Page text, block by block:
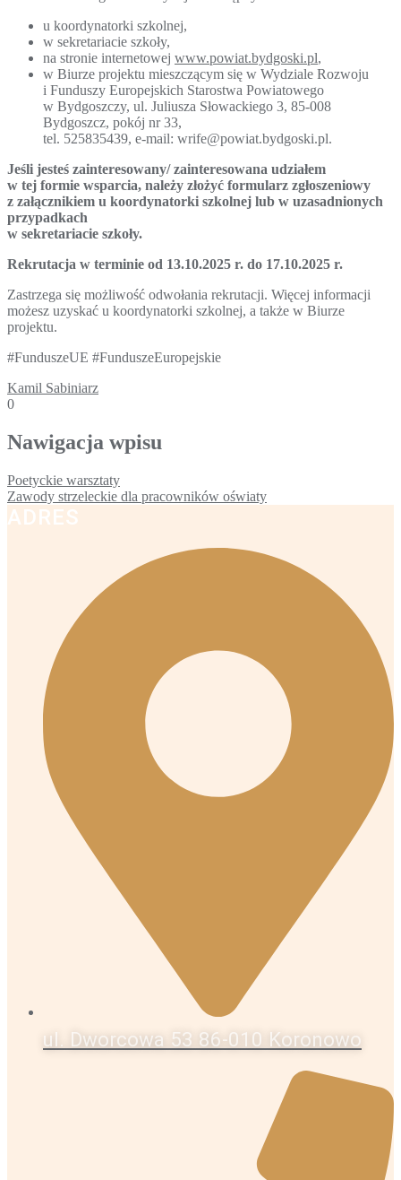
u koordynatorki szkolnej,
w sekretariacie szkoły,
na stronie internetowej www.powiat.bydgoski.pl,
w Biurze projektu mieszczącym się w Wydziale Rozwoju
i Funduszy Europejskich Starostwa Powiatowego
w Bydgoszczy, ul. Juliusza Słowackiego 3, 85-008
Bydgoszcz, pokój nr 33,
tel. 525835439, e-mail: wrife@powiat.bydgoski.pl.
Jeśli jesteś zainteresowany/ zainteresowana udziałem
w tej formie wsparcia, należy złożyć formularz zgłoszeniowy
z załącznikiem u koordynatorki szkolnej lub w uzasadnionych
przypadkach
w sekretariacie szkoły.
Rekrutacja w terminie od 13.10.2025 r. do 17.10.2025 r.
Zastrzega się możliwość odwołania rekrutacji. Więcej informacji
możesz uzyskać u koordynatorki szkolnej, a także w Biurze
projektu.
#FunduszeUE #FunduszeEuropejskie
Kamil Sabiniarz
0
Nawigacja wpisu
Poetyckie warsztaty
Zawody strzeleckie dla pracowników oświaty
ADRES
ul. Dworcowa 53 86-010 Koronowo